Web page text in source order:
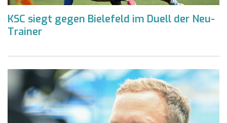
KSC siegt gegen Bielefeld im Duell der Neu-
Trainer